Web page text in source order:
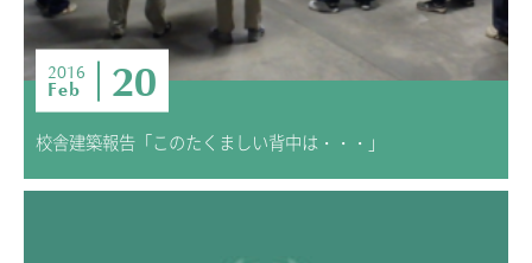
2016
Feb 20
校舎建築報告「このたくましい背中は・・・」